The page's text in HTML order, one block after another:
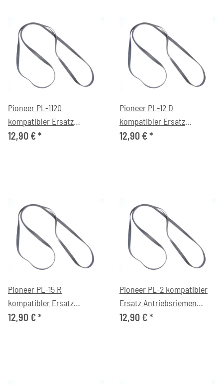
Pioneer PL-1120
kompatibler Ersatz
Antriebsriemen flach
12,90 €*
Pioneer PL-12 D
kompatibler Ersatz
Antriebsriemen flach
12,90 €*
Pioneer PL-15 R
kompatibler Ersatz
Antriebsriemen flach
12,90 €*
Pioneer PL-2 kompatibler
Ersatz Antriebsriemen
flach
12,90 €*